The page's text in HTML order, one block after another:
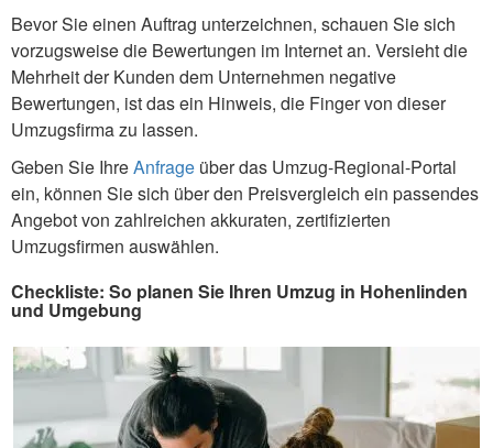
Bevor Sie einen Auftrag unterzeichnen, schauen Sie sich
vorzugsweise die Bewertungen im Internet an. Versieht die
Mehrheit der Kunden dem Unternehmen negative
Bewertungen, ist das ein Hinweis, die Finger von dieser
Umzugsfirma zu lassen.
Geben Sie IhreAnfrage über das Umzug-Regional-Portal
ein, können Sie sich über den Preisvergleich ein passendes
Angebot von zahlreichen akkuraten, zertifizierten
Umzugsfirmen auswählen.
Checkliste: So planen Sie Ihren Umzug in Hohenlinden
und Umgebung